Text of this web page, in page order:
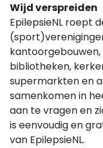
Wijd verspreiden
EpilepsieNL roept
bibliotheken,
supermarkten en
samenkomen in
aan te vragen en
is eenvoudig en
van EpilepsieNL.